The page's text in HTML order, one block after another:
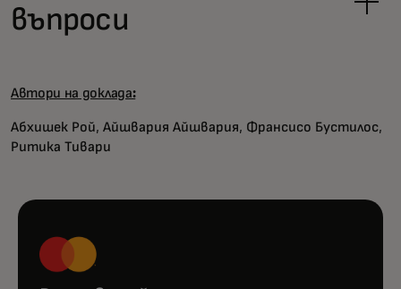
въпроси
Автори на доклада:
Абхишек Рой, Айшвария Айшвария, Франсисо Бустилос,
Ритика Тивари